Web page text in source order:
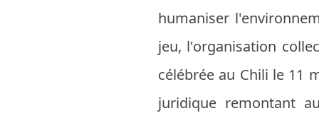
humaniser
jeu, l'organisation
célébrée au Chili le 11
juridique remontant